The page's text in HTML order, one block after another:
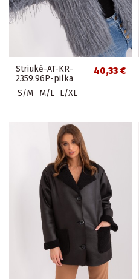
Striukė-AT-KR-
2359.96P-pilka
40,33 €
S/M M/L L/XL